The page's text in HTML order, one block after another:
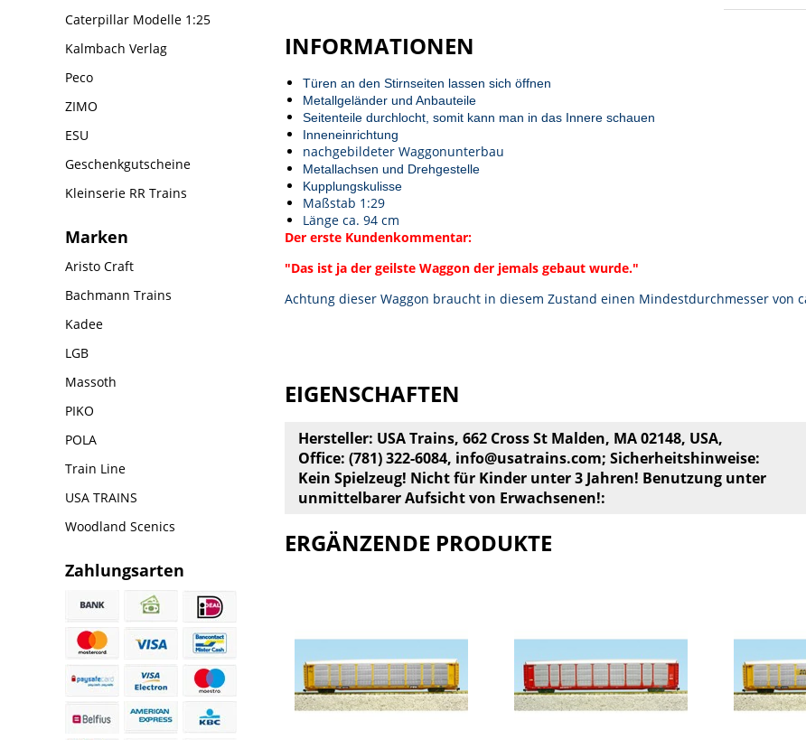
Caterpillar Modelle 1:25
Kalmbach Verlag
Peco
ZIMO
ESU
Geschenkgutscheine
Kleinserie RR Trains
Marken
Aristo Craft
Bachmann Trains
Kadee
LGB
Massoth
PIKO
POLA
Train Line
USA TRAINS
Woodland Scenics
Zahlungsarten
INFORMATIONEN
Türen an den Stirnseiten lassen sich öffnen
Metallgeländer und Anbauteile
Seitenteile durchlocht, somit kann man in das Innere schauen
Inneneinrichtung
nachgebildeter Waggonunterbau
Metallachsen und Drehgestelle
Kupplungskulisse
Maßstab 1:29
Länge ca. 94 cm
Der erste Kundenkommentar:
"Das ist ja der geilste Waggon der jemals gebaut wurde."
Achtung dieser Waggon braucht in diesem Zustand einen Mindestdurchmesser von
EIGENSCHAFTEN
Hersteller: USA Trains, 662 Cross St Malden, MA 02148, USA,
Office: (781) 322-6084, info@usatrains.com; Sicherheitshinweise:
Kein Spielzeug! Nicht für Kinder unter 3 Jahren! Benutzung unter
unmittelbarer Aufsicht von Erwachsenen!:
ERGÄNZENDE PRODUKTE